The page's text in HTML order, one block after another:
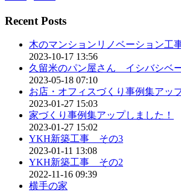
Recent Posts
木のマンションリノベーション工
2023-10-17 13:56
久留米のパン屋さん イシバシベ
2023-05-18 07:10
お店・オフィスづくり事例集アッ
2023-01-27 15:03
家づくり事例集アップしました！
2023-01-27 15:02
YKH新築工事 その3
2023-01-11 13:08
YKH新築工事 その2
2022-11-16 09:39
横手の家